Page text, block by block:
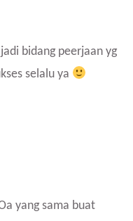
bidang peerjaan yg
selalu ya
yang sama buat